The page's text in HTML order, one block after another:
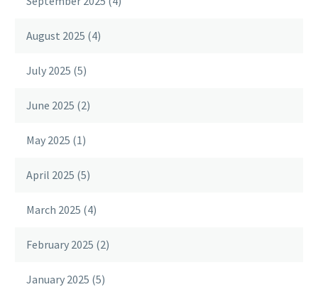
August 2025 (4)
July 2025 (5)
June 2025 (2)
May 2025 (1)
April 2025 (5)
March 2025 (4)
February 2025 (2)
January 2025 (5)